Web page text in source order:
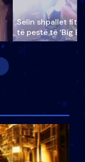
Selin shpallet
të pestë të ‘Big